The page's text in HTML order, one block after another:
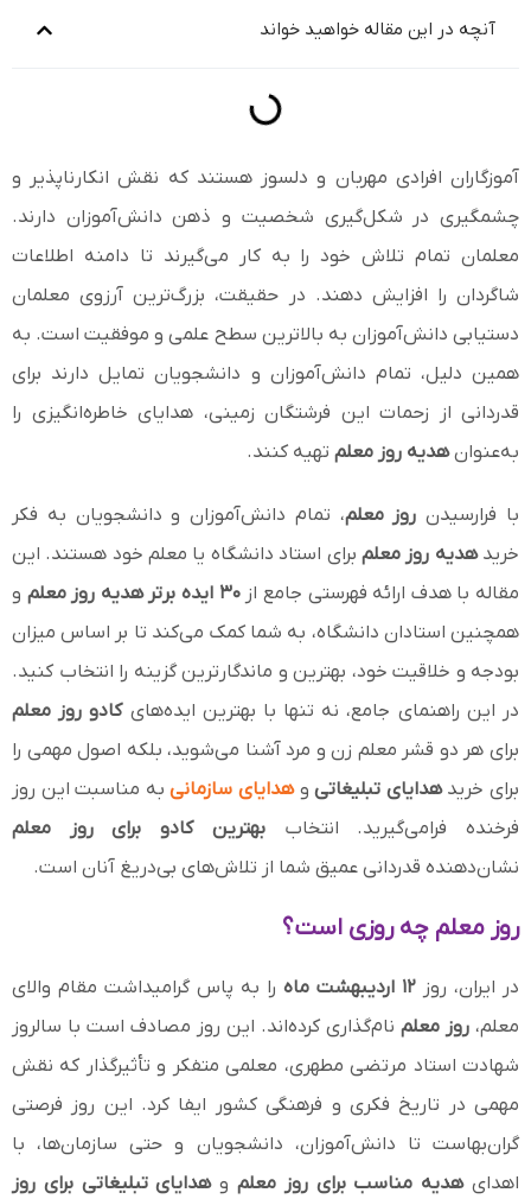
آنچه در این مقاله خواهید خواند
آموزگاران افرادی مهربان و دلسوز هستند که نقش انکارناپذیر و
چشمگیری در شکل‌گیری شخصیت و ذهن دانش‌آموزان دارند.
معلمان تمام تلاش خود را به کار می‌گیرند تا دامنه اطلاعات
شاگردان را افزایش دهند. در حقیقت، بزرگ‌ترین آرزوی معلمان
دستیابی دانش‌آموزان به بالاترین سطح علمی و موفقیت است. به
همین دلیل، تمام دانش‌آموزان و دانشجویان تمایل دارند برای
قدردانی از زحمات این فرشتگان زمینی، هدایای خاطره‌انگیزی را
به‌عنوانهدیه روز معلم تهیه کنند.
با فرارسیدن روز معلم، تمام دانش‌آموزان و دانشجویان به فکر
خریدهدیه روز معلم برای استاد دانشگاه یا معلم خود هستند. این
مقاله با هدف ارائه فهرستی جامع از۳۰ ایده برتر هدیه روز معلم و
همچنین استادان دانشگاه، به شما کمک می‌کند تا بر اساس میزان
بودجه و خلاقیت خود، بهترین و ماندگارترین گزینه را انتخاب کنید.
در این راهنمای جامع، نه تنها با بهترین ایده‌هایکادو روز معلم
برای هر دو قشر معلم زن و مرد آشنا می‌شوید، بلکه اصول مهمی را
برای خریدهدایای تبلیغاتیوهدایای سازمانیبه مناسبت این روز
فرخنده فرامی‌گیرید. انتخاببهترین کادو برای روز معلم
نشان‌دهنده قدردانی عمیق شما از تلاش‌های بی‌دریغ آنان است.
روز معلم چه روزی است؟
در ایران، روز ۱۲ اردیبهشت ماه
را به پاس گرامیداشت مقام والای
معلم، روز معلم نام‌گذاری کرده‌اند. این روز مصادف است با سالروز
شهادت استاد مرتضی مطهری، معلمی متفکر و تأثیرگذار که نقش
مهمی در تاریخ فکری و فرهنگی کشور ایفا کرد. این روز فرصتی
گران‌بهاست تا دانش‌آموزان، دانشجویان و حتی سازمان‌ها، با
اهدایهدیه مناسب برای روز معلموهدایای تبلیغاتی برای روز